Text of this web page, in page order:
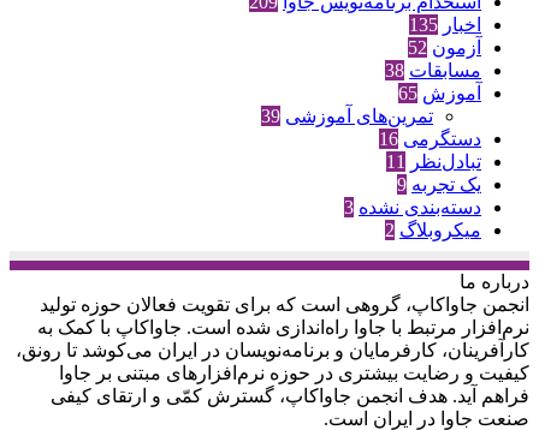
اخبار 135
آزمون 52
مسابقات 38
آموزش 65
تمرین‌های آموزشی 39
دستگرمی 16
تبادل‌نظر
11
یک تجربه 9
دسته‌بندی نشده 3
میکروبلاگ 2
درباره‌ ما
انجمن جاواکاپ، گروهی است که برای تقویت فعالان حوزه‌ تولید
نرم‌افزار مرتبط با جاوا راه‌اندازی شده است. جاواکاپ با کمک به
کارآفرینان، کارفرمایان و برنامه‌نویسان در ایران می‌کوشد تا رونق،
کیفیت و رضایت بیشتری در حوزه‌ نرم‌افزارهای مبتنی بر جاوا
فراهم آید. هدف انجمن جاواکاپ، گسترش کمّی و ارتقای کیفی
صنعت جاوا در ایران است.